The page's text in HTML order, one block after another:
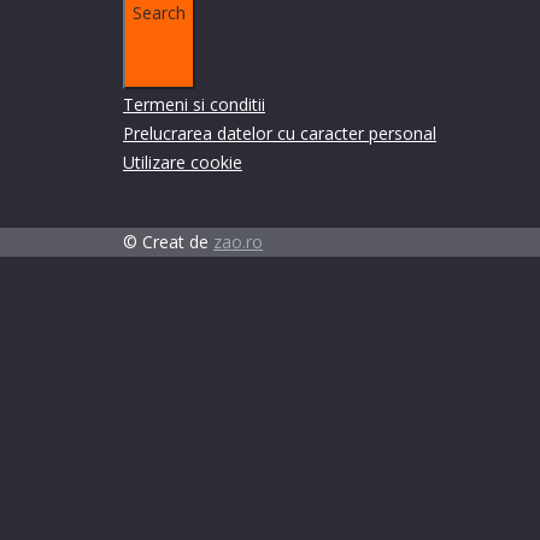
Search
Termeni si conditii
Prelucrarea datelor cu caracter personal
Utilizare cookie
© Creat de zao.ro